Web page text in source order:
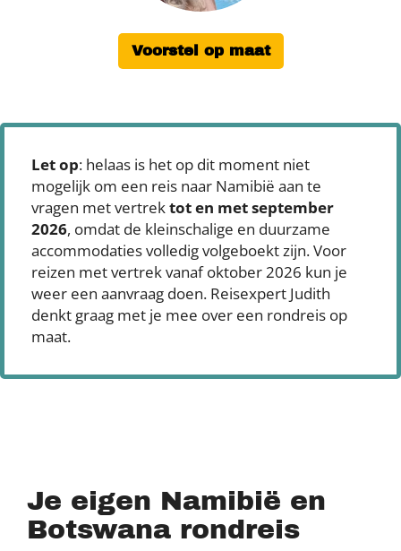
Voorstel op maat
Let op: helaas is het op dit moment niet
mogelijk om een reis naar Namibië aan te
vragen met vertrektot en met september
2026, omdat de kleinschalige en duurzame
accommodaties volledig volgeboekt zijn. Voor
reizen met vertrek vanaf oktober 2026 kun je
weer een aanvraag doen. Reisexpert Judith
denkt graag met je mee over een rondreis op
maat.
Je eigen Namibië en
Botswana rondreis